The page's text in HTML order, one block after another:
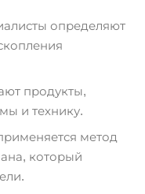
определяют
продукты,
и технику.
метод
который